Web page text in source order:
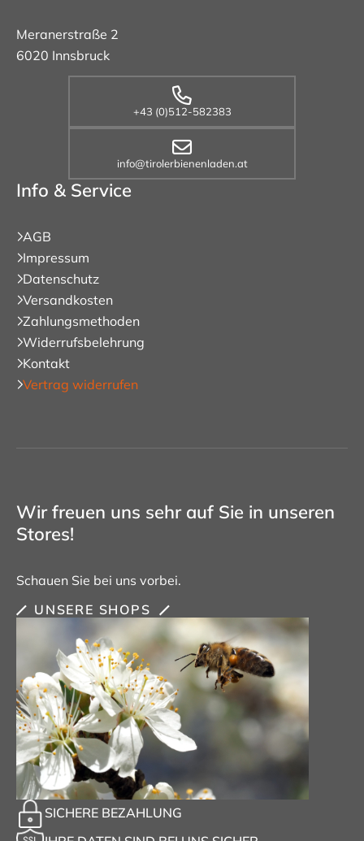
Meranerstraße 2
6020 Innsbruck
+43 (0)512-582383
info@tirolerbienenladen.at
Info & Service
AGB
Impressum
Datenschutz
Versandkosten
Zahlungsmethoden
Widerrufsbelehrung
Kontakt
Vertrag widerrufen
Wir freuen uns sehr auf Sie in unseren
Stores!
Schauen Sie bei uns vorbei.
UNSERE SHOPS
SICHERE BEZAHLUNG